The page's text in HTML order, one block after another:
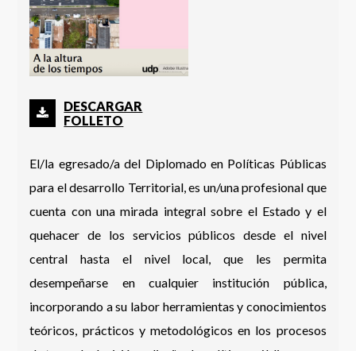
DESCARGAR
FOLLETO
El/la egresado/a del Diplomado en Políticas Públicas
para el desarrollo Territorial, es un/una profesional que
cuenta con una mirada integral sobre el Estado y el
quehacer de los servicios públicos desde el nivel
central hasta el nivel local, que les permita
desempeñarse en cualquier institución pública,
incorporando a su labor herramientas y conocimientos
teóricos, prácticos y metodológicos en los procesos